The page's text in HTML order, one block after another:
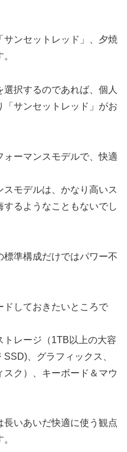
ンセットレッド」、夕焼
択するのであれば、個人
サンセットレッド」がお
ォーマンスモデルで、快適
モデルは、かなり高いス
るようなこともないでし
準構成だけではパワー不
ドしておきたいところで
トレージ（1TB以上の大容
、グラフィックス、
ク）、キーボード＆マウ
いあいだ快適に使う観点